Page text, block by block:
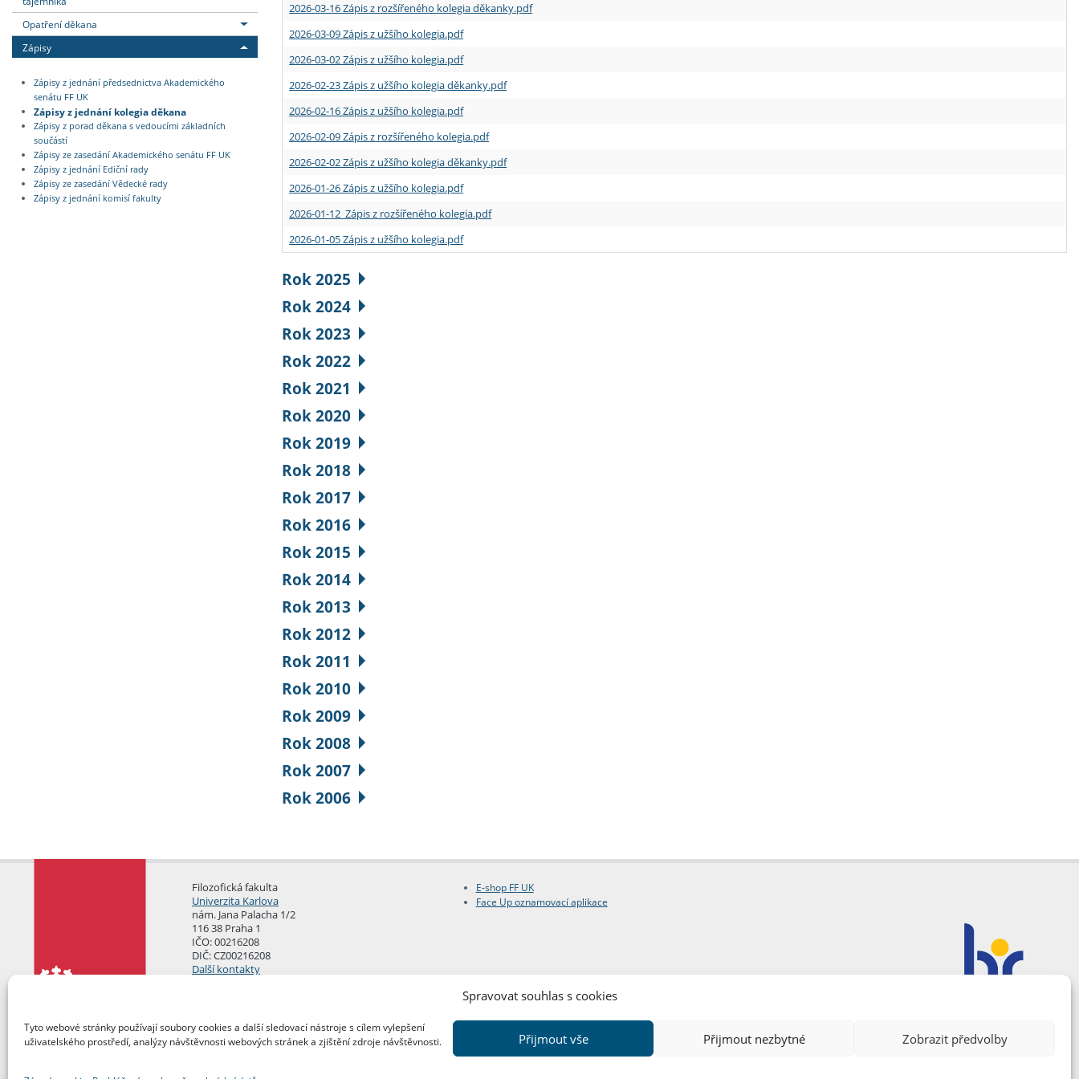
Spravovat souhlas s cookies
Tyto webové stránky používají soubory cookies a další sledovací nástroje s cílem vylepšení
uživatelského prostředí, analýzy návštěvnosti webových stránek a zjištění zdroje návštěvnosti.
Přijmout vše Přijmout nezbytné Zobrazit předvolby
Opatření děkana
Zápisy
Zápisy z jednání předsednictva Akademického
senátu FF UK
Zápisy z jednání kolegia děkana
Zápisy z porad děkana s vedoucími základních
součástí
Zápisy ze zasedání Akademického senátu FF UK
Zápisy z jednání Ediční rady
Zápisy ze zasedání Vědecké rady
Zápisy z jednání komisí fakulty
2026-03-16 Zápis z rozšířeného kolegia děkanky.pdf
2026-03-09 Zápis z užšího kolegia.pdf
2026-03-02 Zápis z užšího kolegia.pdf
2026-02-23 Zápis z užšího kolegia děkanky.pdf
2026-02-16 Zápis z užšího kolegia.pdf
2026-02-09 Zápis z rozšířeného kolegia.pdf
2026-02-02 Zápis z užšího kolegia děkanky.pdf
2026-01-26 Zápis z užšího kolegia.pdf
2026-01-12 Zápis z rozšířeného kolegia.pdf
2026-01-05 Zápis z užšího kolegia.pdf
Rok 2025
Rok 2024
Rok 2023
Rok 2022
Rok 2021
Rok 2020
Rok 2019
Rok 2018
Rok 2017
Rok 2016
Rok 2015
Rok 2014
Rok 2013
Rok 2012
Rok 2011
Rok 2010
Rok 2009
Rok 2008
Rok 2007
Rok 2006
Filozofická fakulta
Univerzita Karlova
nám. Jana Palacha 1/2
116 38 Praha 1
IČO: 00216208
DIČ: CZ00216208
Další kontakty
E-shop FF UK
Face Up oznamovací aplikace